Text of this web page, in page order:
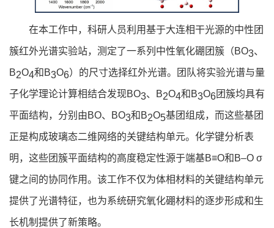
在本工作中，科研人员利用基于大连相干光源的中性团
簇红外光谱实验站，测定了一系列中性氧化硼团簇（BO3、
B2O4和B3O6）的尺寸选择红外光谱。团队将实验光谱与量
子化学理论计算相结合发现BO3、 B2O4和 B3O6团簇均具有
平面结构，分别由BO、 BO3和 B2O5基团组成，而这些基团
正是构成玻璃态二维网络的关键结构单元。 化学键分析表
明，这些团簇平面结构的高度稳定性源于端基B≡O和B–O σ
键之间的协同作用。该工作不仅为体相材料的关键结构单元
提供了光谱特征，也为系统研究氧化硼材料的逐步形成和生
长机制提供了新策略。